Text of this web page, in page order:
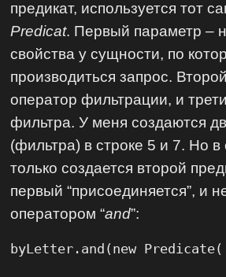
предикат, используется тот
Predicat. Первый параметр –
свойства у сущности, по
производиться запрос.
оператор фильтрации, и
фильтра. У меня создаются
(фильтра) в строке 5 и 7. Но в
только создается второй
первый “присоединяется”, и
оператором “and”:
byLetter.and(new